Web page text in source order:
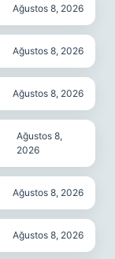
Ağustos 8, 2026
Ağustos 8, 2026
Ağustos 8, 2026
Ağustos 8,
2026
Ağustos 8, 2026
Ağustos 8, 2026